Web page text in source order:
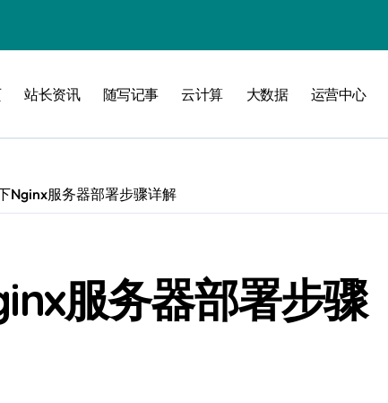
站长资讯 随写记事 云计算 大数据 运营中心
Nginx服务器部署步骤详解
服务器部署步骤